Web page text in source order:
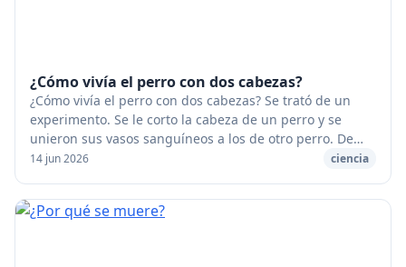
¿Cómo vivía el perro con dos cabezas?
¿Cómo vivía el perro con dos cabezas? Se trató de un
experimento. Se le corto la cabeza de un perro y se
unieron sus vasos sanguíneos a los de otro perro. De
manera que esas dos cabezas sólo tenían un...
14 jun 2026 ciencia